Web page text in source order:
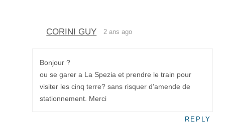
CORINI GUY 2 ans ago
Bonjour ?
ou se garer a La Spezia et prendre le train pour
visiter les cinq terre? sans risquer d’amende de
stationnement. Merci
REPLY